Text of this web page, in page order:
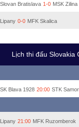
Slovan Bratislava 1-0 MSK Zilina
Lipany 0-0 MFK Skalica
Lịch thi đấu Slovakia
SK Blava 1928 20:00 STK
Lipany 21:00 MFK Ruzomberok